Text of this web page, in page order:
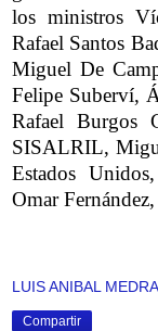
los ministros
Rafael Santos
Miguel De
Felipe Suberví,
Rafael Burgos
SISALRIL,
Estados
Omar
LUIS ANIBAL
Compartir